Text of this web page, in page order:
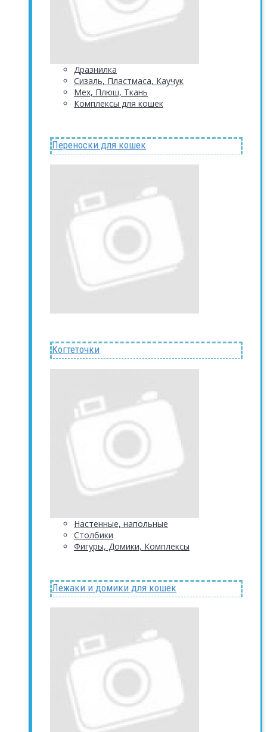
Дразнилка
Сизаль, Пластмаса, Каучук
Мех, Плюш, Ткань
Комплексы для кошек
Переноски для кошек
Когтеточки
Настенные, напольные
Столбики
Фигуры, Домики, Комплексы
Лежаки и домики для кошек